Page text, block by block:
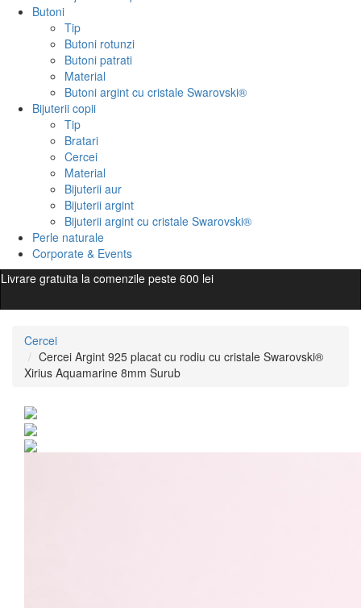
Butoni
Tip
Butoni rotunzi
Butoni patrati
Material
Butoni argint cu cristale Swarovski®
Bijuterii copii
Tip
Bratari
Cercei
Material
Bijuterii aur
Bijuterii argint
Bijuterii argint cu cristale Swarovski®
Perle naturale
Corporate & Events
Livrare gratuita la comenzile peste 600 lei
Cercei
Cercei Argint 925 placat cu rodiu cu cristale Swarovski®
Xirius Aquamarine 8mm Surub